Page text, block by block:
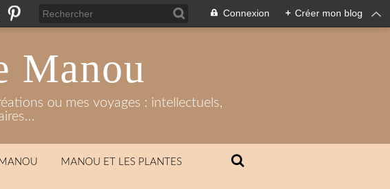
Connexion + Créer mon blog
Manou
ou mes voyages : intellectuels,
MANOU ET LES PLANTES